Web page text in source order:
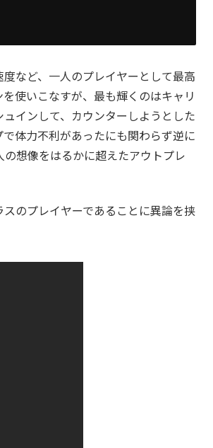
など、一人のプレイヤーとして最高
使いこなすが、最も輝くのはキャリ
インして、カウンターしようとした
体力不利があったにも関わらず逆に
想像をはるかに超えたアウトプレ
のプレイヤーであることに異論を挟